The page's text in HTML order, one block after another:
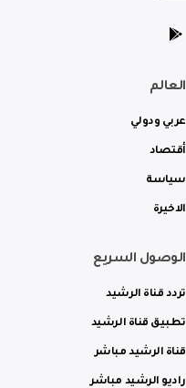
العالم
عربي ودولي
أقتصاد
سياسة
الاخيرة
الوصول السريع
تردد قناة الرشيد
تطبيق قناة الرشيد
قناة الرشيد مباشر
راديو الرشيد مباشر